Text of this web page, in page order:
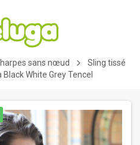
sans nœud
Sling tissé
White Grey Tencel